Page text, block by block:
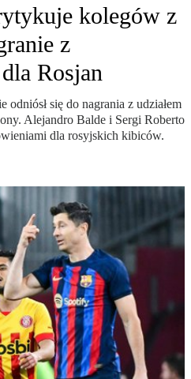
kolegów z
z
Rosjan
się do nagrania z udziałem
Alejandro Balde i Sergi Roberto
dla rosyjskich kibiców.